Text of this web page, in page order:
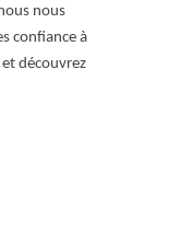
nous
confiance à
découvrez